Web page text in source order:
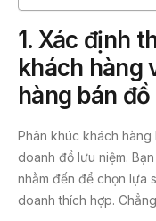
1. Xác định
khách hàng
hàng bán
Phân khúc khách
doanh đồ lưu niệm.
nhằm đến để chọn lựa
doanh thích hợp.